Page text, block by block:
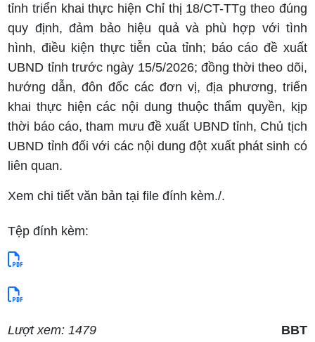
tỉnh triển khai thực hiện Chỉ thị 18/CT-TTg theo đúng
quy định, đảm bảo hiệu quả và phù hợp với tình
hình, điều kiện thực tiễn của tỉnh; báo cáo đề xuất
UBND tỉnh trước ngày 15/5/2026; đồng thời theo dõi,
hướng dẫn, đôn đốc các đơn vị, địa phương, triển
khai thực hiện các nội dung thuộc thẩm quyền, kịp
thời báo cáo, tham mưu đề xuất UBND tỉnh, Chủ tịch
UBND tỉnh đối với các nội dung đột xuất phát sinh có
liên quan.
Xem chi tiết văn bản tại file đính kèm./.
Tệp đính kèm:
Lượt xem: 1479 BBT